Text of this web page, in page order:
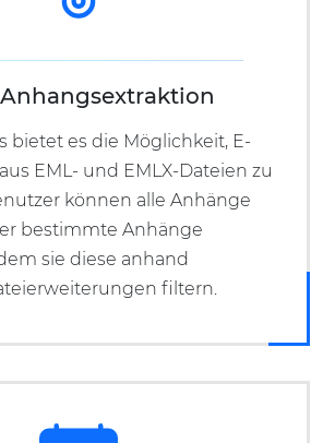
bietet es die Möglichkeit, E-
EML- und EMLX-Dateien zu
können alle Anhänge
bestimmte Anhänge
sie diese anhand
filtern.